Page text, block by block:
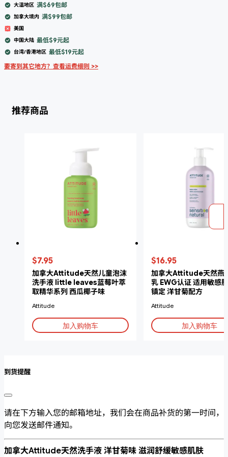
大温地区 满$69包邮
加拿大境内 满$99包邮
美国
中国大陆 最低$9元起
台湾/香港地区 最低$19元起
要寄到其它地方？查看运费细则 >>
推荐商品
$7.95
加拿大Attitude天然儿童泡沫
洗手液 little leaves蓝莓叶萃
取精华系列 西瓜椰子味
Attitude
加入购物车
$16.95
加拿大Attitude天然燕
乳 EWG认证 适用敏感
镇定 洋甘菊配方
Attitude
加入购物车
到货提醒
请在下方输入您的邮箱地址，我们会在商品补货的第一时间，
向您发送邮件通知。
加拿大Attitude天然洗手液 洋甘菊味 滋润舒缓敏感肌肤